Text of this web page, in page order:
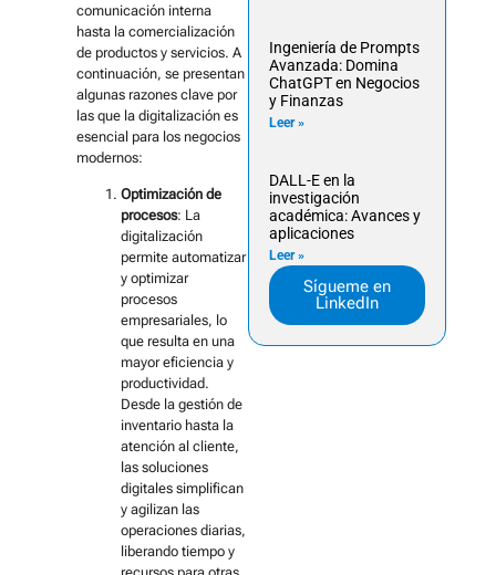
comunicación interna
hasta la comercialización
de productos y servicios. A
continuación, se presentan
algunas razones clave por
las que la digitalización es
esencial para los negocios
modernos:
Optimización de
procesos: La
digitalización
permite automatizar
y optimizar
procesos
empresariales, lo
que resulta en una
mayor eficiencia y
productividad.
Desde la gestión de
inventario hasta la
atención al cliente,
las soluciones
digitales simplifican
y agilizan las
operaciones diarias,
liberando tiempo y
Ingeniería de Prompts
Avanzada: Domina
ChatGPT en Negocios
y Finanzas
Leer »
DALL-E en la
investigación
académica: Avances y
aplicaciones
Leer »
Sígueme en
LinkedIn